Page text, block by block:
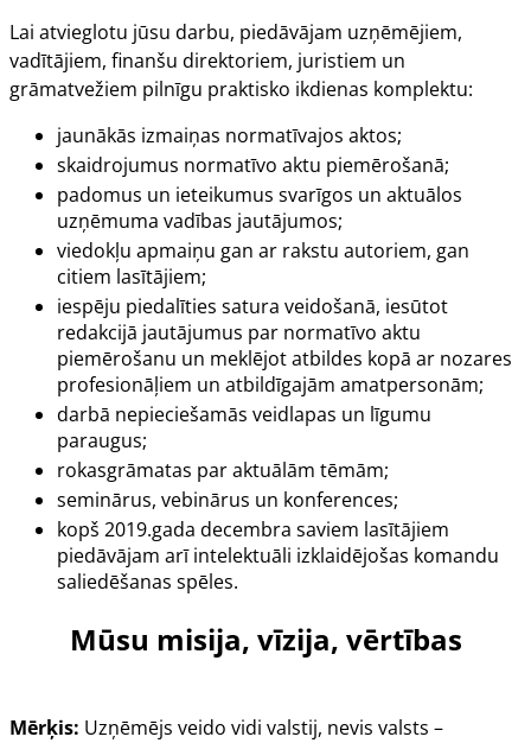
Lai atvieglotu jūsu darbu, piedāvājam uzņēmējiem,
vadītājiem, finanšu direktoriem, juristiem un
grāmatvežiem pilnīgu praktisko ikdienas komplektu:
jaunākās izmaiņas normatīvajos aktos;
skaidrojumus normatīvo aktu piemērošanā;
padomus un ieteikumus svarīgos un aktuālos
uzņēmuma vadības jautājumos;
viedokļu apmaiņu gan ar rakstu autoriem, gan
citiem lasītājiem;
iespēju piedalīties satura veidošanā, iesūtot
redakcijā jautājumus par normatīvo aktu
piemērošanu un meklējot atbildes kopā ar nozares
profesionāļiem un atbildīgajām amatpersonām;
darbā nepieciešamās veidlapas un līgumu
paraugus;
rokasgrāmatas par aktuālām tēmām;
seminārus, vebinārus un konferences;
kopš 2019.gada decembra saviem lasītājiem
piedāvājam arī intelektuāli izklaidējošas komandu
saliedēšanas spēles.
Mūsu misija, vīzija, vērtības
Mērķis: Uzņēmējs veido vidi valstij, nevis valsts –